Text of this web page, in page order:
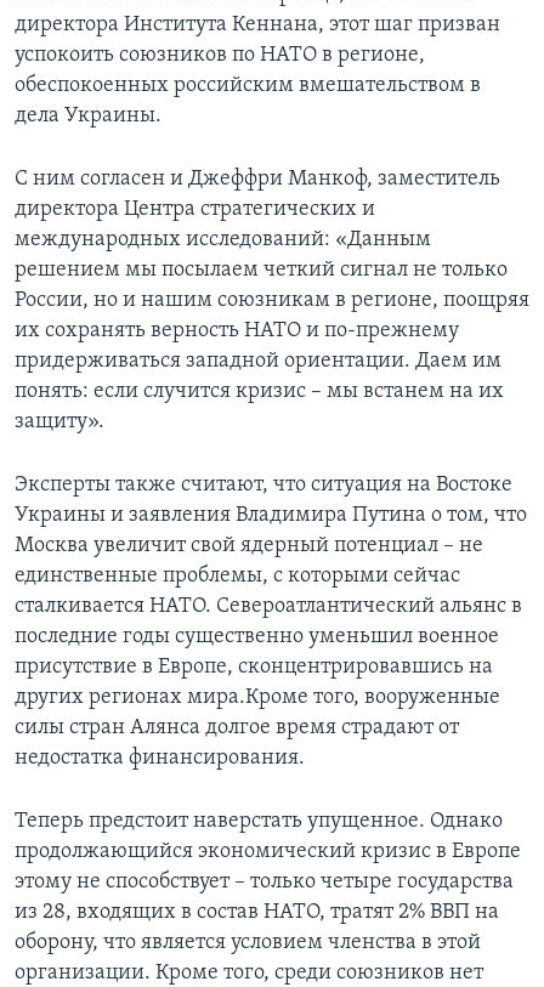
директора Института Кеннана, этот шаг призван
успокоить союзников по НАТО в регионе,
обеспокоенных российским вмешательством в
дела Украины.
С ним согласен и Джеффри Манкоф, заместитель
директора Центра стратегических и
международных исследований: «Данным
решением мы посылаем четкий сигнал не только
России, но и нашим союзникам в регионе, поощряя
их сохранять верность НАТО и по-прежнему
придерживаться западной ориентации. Даем им
понять: если случится кризис – мы встанем на их
защиту».
Эксперты также считают, что ситуация на Востоке
Украины и заявления Владимира Путина о том, что
Москва увеличит свой ядерный потенциал – не
единственные проблемы, с которыми сейчас
сталкивается НАТО. Североатлантический альянс в
последние годы существенно уменьшил военное
присутствие в Европе, сконцентрировавшись на
других регионах мира.Кроме того, вооруженные
силы стран Алянса долгое время страдают от
недостатка финансирования.
Теперь предстоит наверстать упущенное. Однако
продолжающийся экономический кризис в Европе
этому не способствует – только четыре государства
из 28, входящих в состав НАТО, тратят 2% ВВП на
оборону, что является условием членства в этой
организации. Кроме того, среди союзников нет